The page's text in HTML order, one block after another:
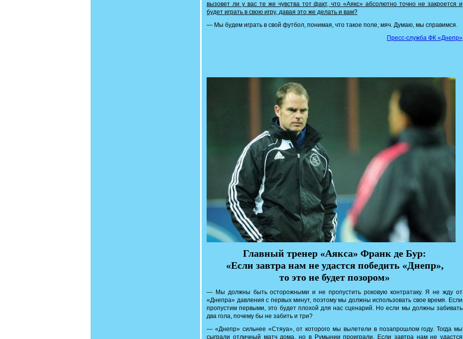
вызовет ли у вас те же чувства тот факт, что «Аякс» абсолютно точно не закроется и
будет играть в свою игру, давая это же делать и вам?
— Мы будем играть в свой футбол, понимая, что такое поле, мяч. Думаю, мы справимся.
Пресс-служба ФК «Днепр»
Главный тренер «Аякса» Франк де Бур:
«Если завтра нам не удастся победить «Днепр»,
то это не будет позором»
— Мы должны быть осторожными и не пропустить роковую контратаку. Я не жду от
«Днепра» давления с первых минут, поэтому мы должны использовать свое время. Если
пропустим первыми, это будет плохой для нас сценарий. Но если мы должны забивать
два гола, почему бы не забить и три?
— «Днепр» сильнее «Стяуа», от которого мы вылетели в позапрошлом году. Тогда мы
сыграли отличный матч дома, но в Румынии проиграли. Если завтра нам не удастся